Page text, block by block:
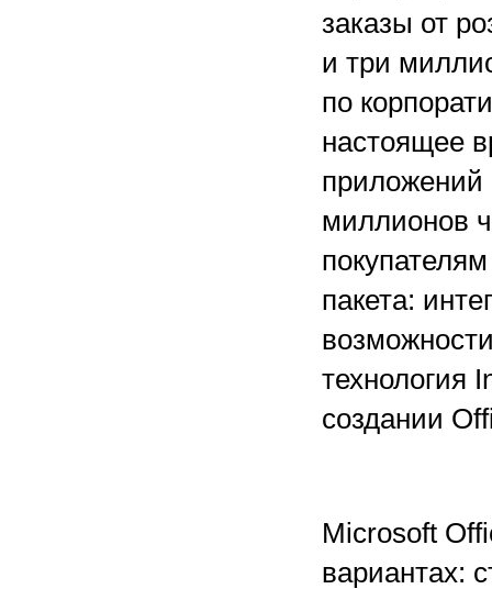
заказы от
и три
по
настоящее
приложений
миллионов
пакета:
технология
создании
Microsoft
вариантах: